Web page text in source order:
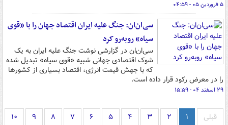
۵ فروردین ۰۵ - ۰۴:۵۹
سی‌ان‌ان: جنگ علیه ایران اقتصاد جهان را با «قوی
سیاه» روبه‌رو کرد
سی‌ان‌ان در گزارشی نوشت جنگ علیه ایران به یک
شوک اقتصادی جهانی شبیه «قوی سیاه» تبدیل شده
که با جهش قیمت انرژی، اقتصاد بسیاری از کشورها
را در معرض رکود قرار داده است.
۲۹ اسفند ۰۴ - ۱۵:۵۹
قبلی ۱ ۲ ۳ ۴ ۵ ۶ ۷ ۸ ۹ ۱۰